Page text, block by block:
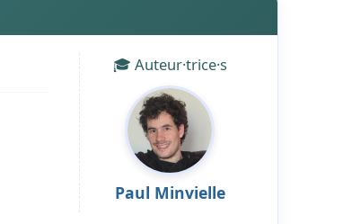
🎓 Auteur·trice·s
Paul Minvielle